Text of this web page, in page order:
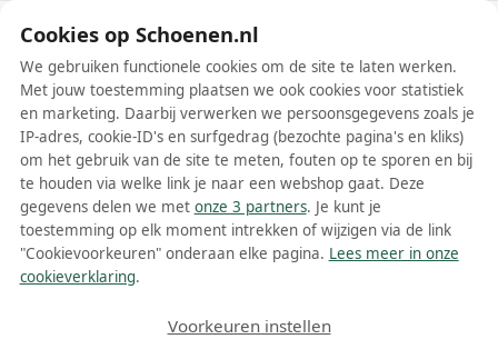
Schoenen.nl
Wis filters Alle filters
Zwarte Frau dames enkellaarsjes
Meer lezen
Cookies op Schoenen.nl
We gebruiken functionele cookies om de site te laten werken.
Met jouw toestemming plaatsen we ook cookies voor statistiek
en marketing. Daarbij verwerken we persoonsgegevens zoals je
IP-adres, cookie-ID's en surfgedrag (bezochte pagina's en kliks)
om het gebruik van de site te meten, fouten op te sporen en bij
te houden via welke link je naar een webshop gaat. Deze
gegevens delen we met onze 3 partners. Je kunt je
toestemming op elk moment intrekken of wijzigen via de link
"Cookievoorkeuren" onderaan elke pagina. Lees meer in onze
cookieverklaring.
Voorkeuren instellen